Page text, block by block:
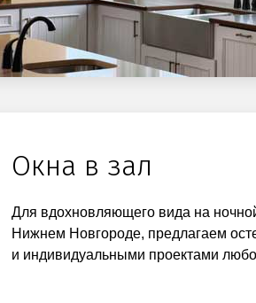
Окна в зал
Для вдохновляющего вида на
Нижнем Новгороде, предлагаем
и индивидуальными проектами